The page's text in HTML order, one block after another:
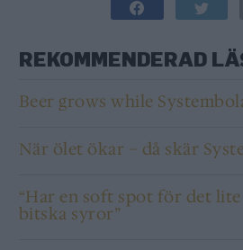
REKOMMENDERAD
Beer grows while
När ölet ökar – då skär
“Har en soft spot för det
bitska syror”